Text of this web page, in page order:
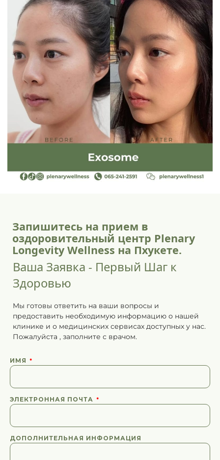
Запишитесь на прием в
оздоровительный центр Plenary
Longevity Wellness на Пхукете.
Ваша Заявка - Первый Шаг к
Здоровью
Мы готовы ответить на ваши вопросы и
предоставить необходимую информацию о нашей
клинике и о медицинских сервисах доступных у нас.
Пожалуйста , заполните с врачом.
ИМЯ
ЭЛЕКТРОННАЯ ПОЧТА
ДОПОЛНИТЕЛЬНАЯ ИНФОРМАЦИЯ